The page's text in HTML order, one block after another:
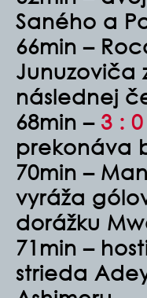
Saného a
66min –
Junuzoviča
následnej
68min – 3 : 0
prekonáva
70min –
vyráža
dorážku
71min –
strieda